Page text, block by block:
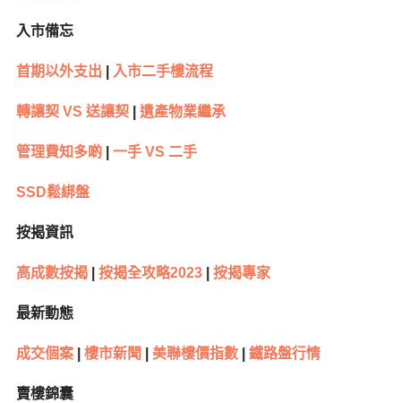
入市備忘
首期以外支出 入市二手樓流程
轉讓契 VS 送讓契| 遺產物業繼承
管理費知多啲| 一手 VS 二手
SSD鬆綁盤
按揭資訊
高成數按揭| 按揭全攻略2023| 按揭專家
最新動態
成交個案| 樓市新聞 美聯樓價指數| 鐵路盤行情
賣樓錦囊